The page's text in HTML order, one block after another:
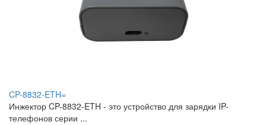
CP-8832-ETH=
Инжектор CP-8832-ETH - это устройство для зарядки IP-
телефонов серии ...